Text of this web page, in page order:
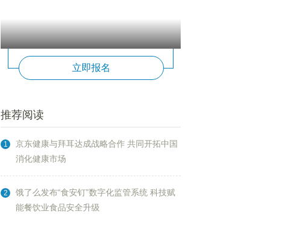
立即报名
推荐阅读
1
京东健康与拜耳达成战略合作 共同开拓中国
消化健康市场
2
饿了么发布“食安钉”数字化监管系统 科技赋
能餐饮业食品安全升级